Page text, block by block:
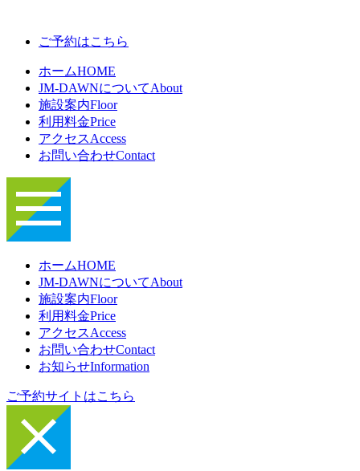
ご予約はこちら
ホームHOME
JM-DAWNについてAbout
施設案内Floor
利用料金Price
アクセスAccess
お問い合わせContact
ホームHOME
JM-DAWNについてAbout
施設案内Floor
利用料金Price
アクセスAccess
お問い合わせContact
お知らせInformation
ご予約サイトはこちら